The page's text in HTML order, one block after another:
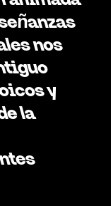
nos
y
la